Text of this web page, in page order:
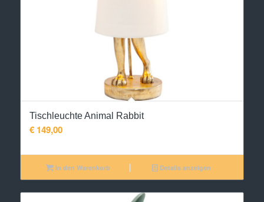
Tischleuchte Animal Rabbit
€149,00
In den Warenkorb Details anzeigen